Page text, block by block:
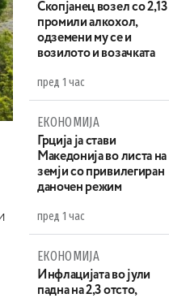
Скопјанец возел со 2,13
промили алкохол,
одземени му се и
возилото и возачката
пред 1 час
ЕКОНОМИЈА
Грција ја стави
Македонија во листа на
земји со привилегиран
даночен режим
пред 1 час
ЕКОНОМИЈА
Инфлацијата во јули
падна на 2,3 отсто,